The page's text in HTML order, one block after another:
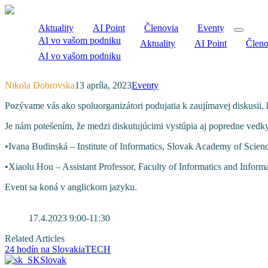
Aktuality AI Point Členovia
Eventy
AI vo vašom podniku
Aktuality AI Point
AI vo vašom podniku
Nikola Dobrovska13 apríla, 2023Eventy
Pozývame vás ako spoluorganizátori podujatia k zaujímavej
Je nám potešením, že medzi diskutujúcimi vystúpia aj popredne
•Ivana Budinská – Institute of Informatics, Slovak Academy of
•Xiaolu Hou – Assistant Professor, Faculty of Informatics and
Event sa koná v anglickom jazyku.
17.4.2023 9:00-11:30
Related Articles
24 hodín na SlovakiaTECH
Slovak